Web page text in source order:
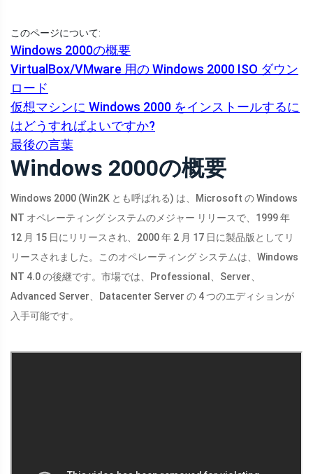
このページについて:
Windows 2000の概要
VirtualBox/VMware 用の Windows 2000 ISO ダウン
ロード
仮想マシンに Windows 2000 をインストールするに
はどうすればよいですか?
最後の言葉
Windows 2000の概要
Windows 2000 (Win2K とも呼ばれる) は、Microsoft の Windows
NT オペレーティング システムのメジャー リリースで、1999 年
12 月 15 日にリリースされ、2000 年 2 月 17 日に製品版としてリ
リースされました。このオペレーティング システムは、Windows
NT 4.0 の後継です。市場では、Professional、Server、
Advanced Server、Datacenter Server の 4 つのエディションが
入手可能です。